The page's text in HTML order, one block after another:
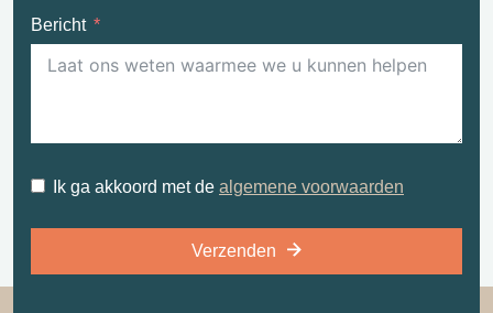
Bericht
Ik ga akkoord met de algemene voorwaarden
Verzenden